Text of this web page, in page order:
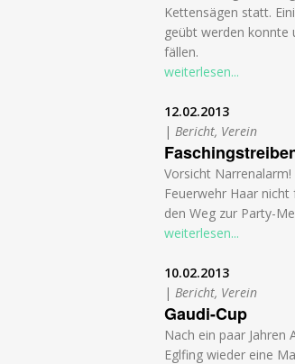
Kettensägen statt.
geübt werden konnte
fällen.
weiterlesen...
12.02.2013
| Bericht, Verein
Vorsicht
Feuerwehr Haar
den Weg zur Party-
weiterlesen...
10.02.2013
| Bericht, Verein
Gaudi-Cup
Nach ein paar Jahren
Eglfing wieder eine